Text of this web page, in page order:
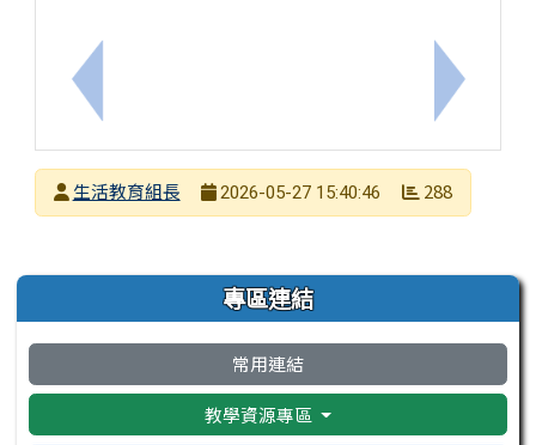
上一筆：6月份菜單 下一筆：
發布者
生活教育組長
2026-05-27 15:40:46 288
左邊區域內容 專區連結
常用連結
教學資源專區